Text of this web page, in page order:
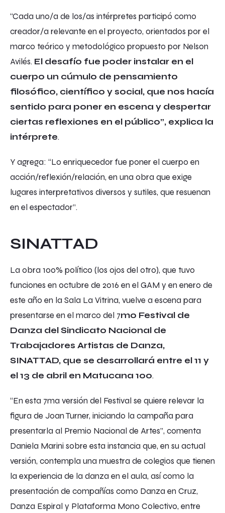
“Cada uno/a de los/as intérpretes participó como
creador/a relevante en el proyecto, orientados por el
marco teórico y metodológico propuesto por Nelson
Avilés. El desafío fue poder instalar en el
cuerpo un cúmulo de pensamiento
filosófico, científico y social, que nos hacía
sentido para poner en escena y despertar
ciertas reflexiones en el público”, explica la
intérprete.
Y agrega: “Lo enriquecedor fue poner el cuerpo en
acción/reflexión/relación, en una obra que exige
lugares interpretativos diversos y sutiles, que resuenan
en el espectador”.
SINATTAD
La obra 100% político (los ojos del otro), que tuvo
funciones en octubre de 2016 en el GAM y en enero de
este año en la Sala La Vitrina, vuelve a escena para
presentarse en el marco del 7mo Festival de
Danza del Sindicato Nacional de
Trabajadores Artistas de Danza,
SINATTAD, que se desarrollará entre el 11 y
el 13 de abril en Matucana 100.
“En esta 7ma versión del Festival se quiere relevar la
figura de Joan Turner, iniciando la campaña para
presentarla al Premio Nacional de Artes”, comenta
Daniela Marini sobre esta instancia que, en su actual
versión, contempla una muestra de colegios que tienen
la experiencia de la danza en el aula, así como la
presentación de compañías como Danza en Cruz,
Danza Espiral y Plataforma Mono Colectivo, entre